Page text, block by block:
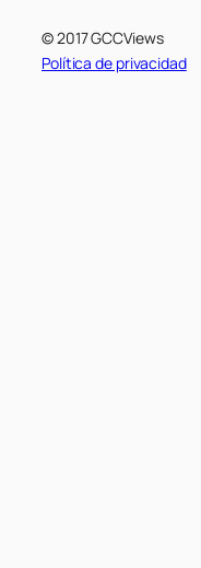
© 2017 GCCViews
Política de privacidad